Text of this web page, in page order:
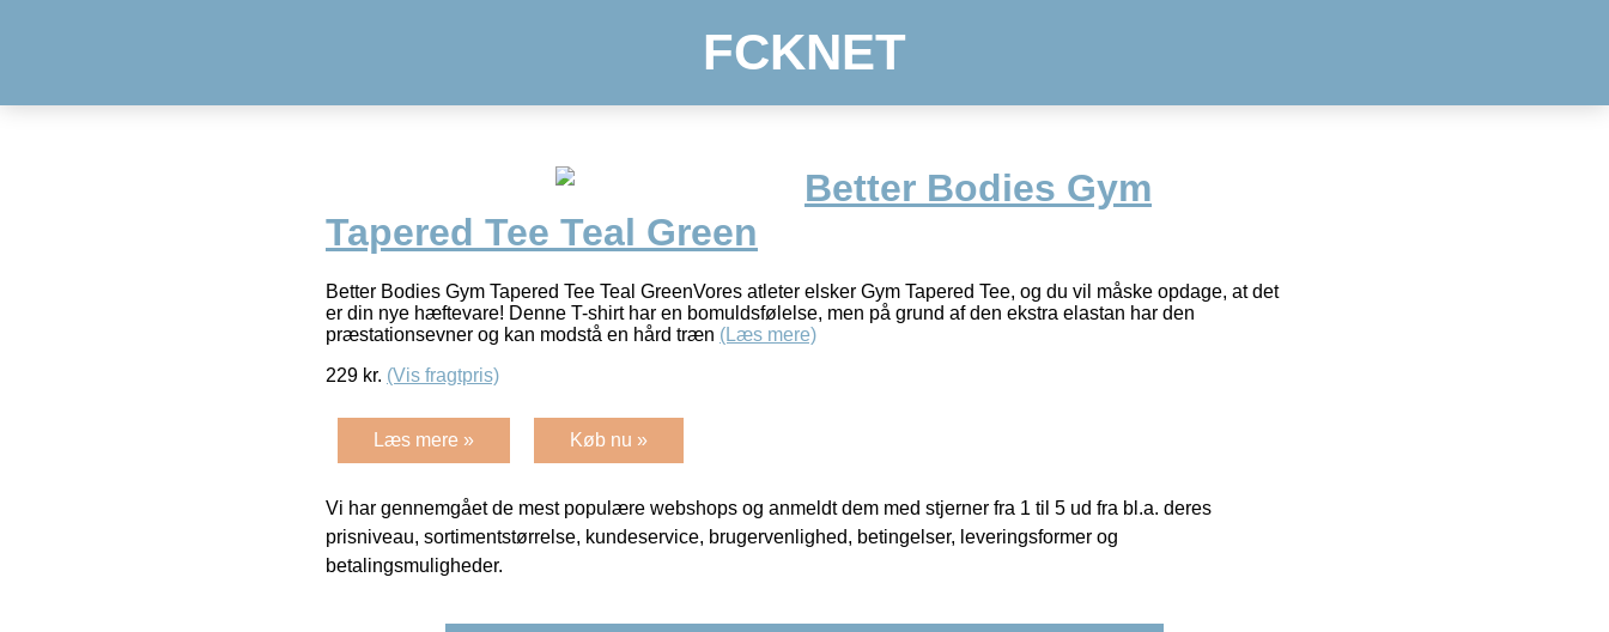
FCKNET
Better Bodies Gym
Tapered Tee Teal Green
Better Bodies Gym Tapered Tee Teal GreenVores atleter elsker Gym Tapered Tee, og du vil måske opdage, at det
er din nye hæftevare! Denne T-shirt har en bomuldsfølelse, men på grund af den ekstra elastan har den
præstationsevner og kan modstå en hård træn (Læs mere)
229 kr. (Vis fragtpris)
Læs mere » Køb nu »
Vi har gennemgået de mest populære webshops og anmeldt dem med stjerner fra 1 til 5 ud fra bl.a. deres
prisniveau, sortimentstørrelse, kundeservice, brugervenlighed, betingelser, leveringsformer og
betalingsmuligheder.